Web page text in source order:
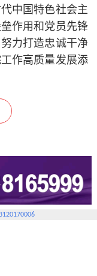
中国特色社会主
作用和党员先锋
力打造忠诚干净
作高质量发展添